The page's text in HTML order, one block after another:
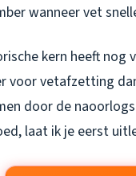
wanneer vet
kern heeft
voor vetafzetting
door de
laat ik je eerst